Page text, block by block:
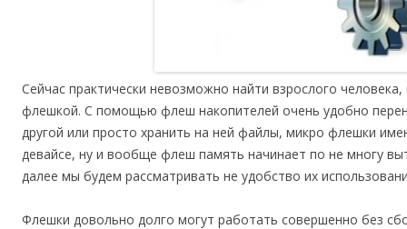
Сейчас практически невозможно найти взрослого
флешкой. С помощью флеш накопителей очень удобно
другой или просто хранить на ней файлы, микро флешки
девайсе, ну и вообще флеш память начинает по не многу
далее мы будем рассматривать не удобство их
Флешки довольно долго могут работать совершенно без